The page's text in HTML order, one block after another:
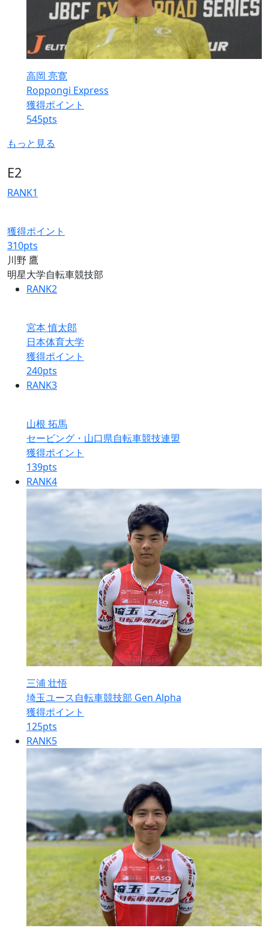
高岡 亮寛
Roppongi Express
獲得ポイント
545pts
もっと見る
E2
RANK1
獲得ポイント
310pts
川野 鷹
明星大学自転車競技部
RANK2
宮本 慎太郎
日本体育大学
獲得ポイント
240pts
RANK3
山根 拓馬
セービング・山口県自転車競技連盟
獲得ポイント
139pts
RANK4
三浦 壮悟
埼玉ユース自転車競技部 Gen Alpha
獲得ポイント
125pts
RANK5